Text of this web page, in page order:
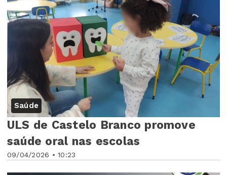
Saúde
09/04/2026 • 10:23
ULS de Castelo Branco promove
saúde oral nas escolas